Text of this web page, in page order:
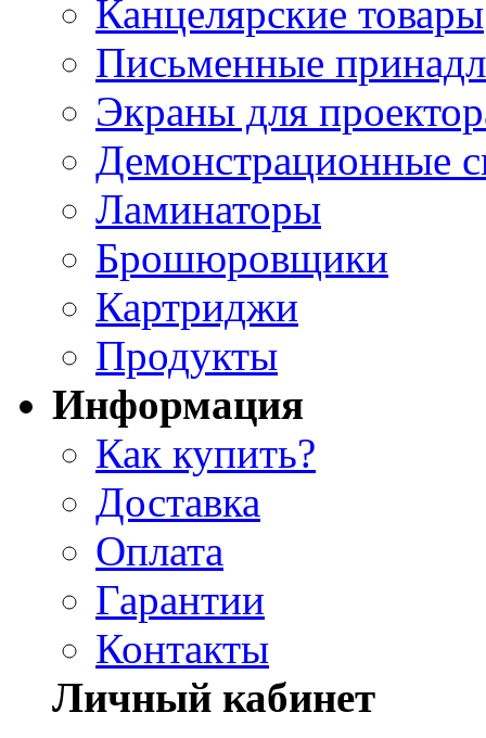
Канцелярские товары
Письменные
Экраны для
Демонстрационные
Ламинаторы
Брошюровщики
Картриджи
Продукты
Информация
Как купить?
Доставка
Оплата
Гарантии
Контакты
Личный кабинет